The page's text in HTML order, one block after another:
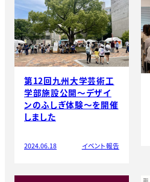
第12回九州大学芸術工
学部施設公開～デザイ
ンのふしぎ体験～を開催
しました
2024.06.18 イベント報告